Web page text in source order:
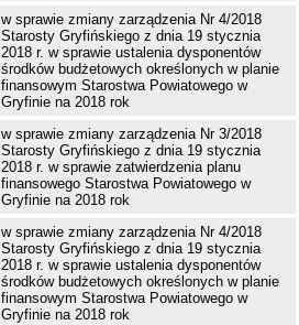
w sprawie zmiany zarządzenia Nr 4/2018
Starosty Gryfińskiego z dnia 19 stycznia
2018 r. w sprawie ustalenia dysponentów
środków budżetowych określonych w planie
finansowym Starostwa Powiatowego w
Gryfinie na 2018 rok
w sprawie zmiany zarządzenia Nr 3/2018
Starosty Gryfińskiego z dnia 19 stycznia
2018 r. w sprawie zatwierdzenia planu
finansowego Starostwa Powiatowego w
Gryfinie na 2018 rok
w sprawie zmiany zarządzenia Nr 4/2018
Starosty Gryfińskiego z dnia 19 stycznia
2018 r. w sprawie ustalenia dysponentów
środków budżetowych określonych w planie
finansowym Starostwa Powiatowego w
Gryfinie na 2018 rok